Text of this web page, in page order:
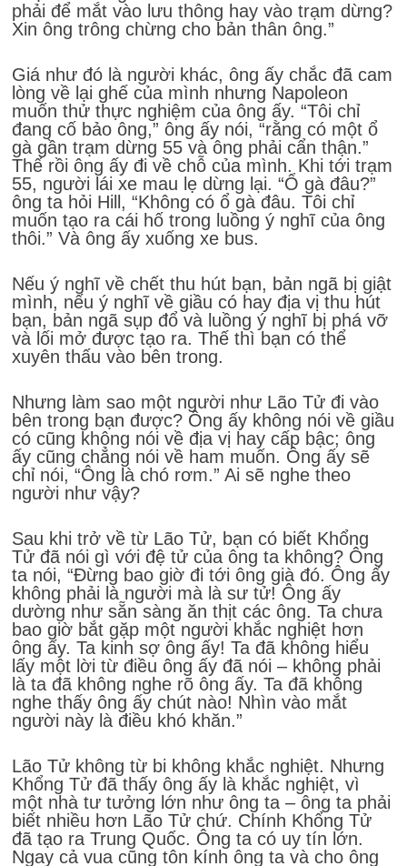
phải để mắt vào lưu thông hay vào trạm dừng?
Xin ông trông chừng cho bản thân ông.”
Giá như đó là người khác, ông ấy chắc đã cam
lòng về lại ghế của mình nhưng Napoleon
muốn thử thực nghiệm của ông ấy. “Tôi chỉ
đang cố bảo ông,” ông ấy nói, “rằng có một ổ
gà gần trạm dừng 55 và ông phải cẩn thận.”
Thế rồi ông ấy đi về chỗ của mình. Khi tới trạm
55, người lái xe mau lẹ dừng lại. “Ổ gà đâu?”
ông ta hỏi Hill, “Không có ổ gà đâu. Tôi chỉ
muốn tạo ra cái hố trong luồng ý nghĩ của ông
thôi.” Và ông ấy xuống xe bus.
Nếu ý nghĩ về chết thu hút bạn, bản ngã bị giật
mình, nếu ý nghĩ về giầu có hay địa vị thu hút
bạn, bản ngã sụp đổ và luồng ý nghĩ bị phá vỡ
và lối mở được tạo ra. Thế thì bạn có thể
xuyên thấu vào bên trong.
Nhưng làm sao một người như Lão Tử đi vào
bên trong bạn được? Ông ấy không nói về giầu
có cũng không nói về địa vị hay cấp bậc; ông
ấy cũng chẳng nói về ham muốn. Ông ấy sẽ
chỉ nói, “Ông là chó rơm.” Ai sẽ nghe theo
người như vậy?
Sau khi trở về từ Lão Tử, bạn có biết Khổng
Tử đã nói gì với đệ tử của ông ta không? Ông
ta nói, “Đừng bao giờ đi tới ông già đó. Ông ấy
không phải là người mà là sư tử! Ông ấy
dường như sẵn sàng ăn thịt các ông. Ta chưa
bao giờ bắt gặp một người khắc nghiệt hơn
ông ấy. Ta kinh sợ ông ấy! Ta đã không hiểu
lấy một lời từ điều ông ấy đã nói – không phải
là ta đã không nghe rõ ông ấy. Ta đã không
nghe thấy ông ấy chút nào! Nhìn vào mắt
người này là điều khó khăn.”
Lão Tử không từ bi không khắc nghiệt. Nhưng
Khổng Tử đã thấy ông ấy là khắc nghiệt, vì
một nhà tư tưởng lớn như ông ta – ông ta phải
biết nhiều hơn Lão Tử chứ. Chính Khổng Tử
đã tạo ra Trung Quốc. Ông ta có uy tín lớn.
Ngay cả vua cũng tôn kính ông ta và cho ông